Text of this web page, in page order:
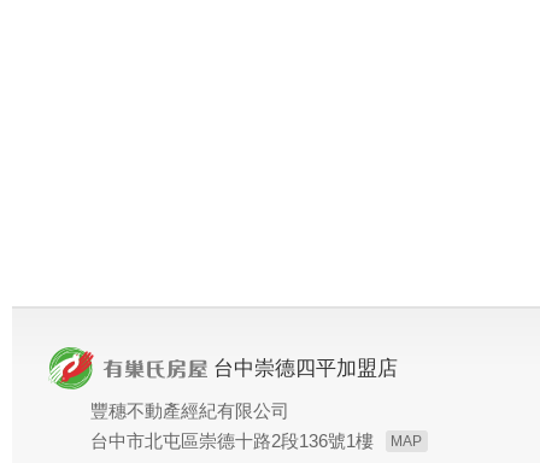
台中崇德四平加盟店
豐穗不動產經紀有限公司
台中市北屯區崇德十路2段136號1樓
MAP